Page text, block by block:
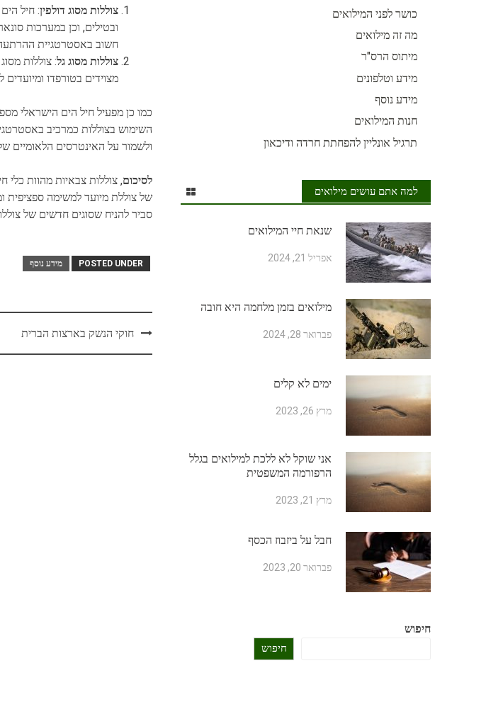
צוללות מסוג דולפין: חיל
ובטילים, וכן במערכות
חשוב באסטרטגיית
צוללות מסוג גל: צוללות
מצוידים בטורפדו ומיועדים
כמו כן מפעיל חיל הים הישראלי
השימוש בצוללות כמרכיב
ולשמור על האינטרסים הלאומיים
לסיכום, צוללות צבאיות מהוות כלי
של צוללת מיועד למשימה ספציפית
סביר להניח שסוגים חדשים של
POSTED UNDER מידע נוסף
Postחוקי הנשק בארצות הברית
כושר לפני המילואים
מה זה מילואים
מיתוס הרס"ר
מידע וטלפונים
מידע נוסף
חנות המילואים
תרגיל אונליין להפחתת חרדה ודיכאון
למה אתם עושים מילואים
שנאת חיי המילואים
אפריל 21, 2024
מילואים בזמן מלחמה היא חובה
פברואר 28, 2024
ימים לא קלים
מרץ 26, 2023
אני שוקל לא ללכת למילואים בגלל
הרפורמה המשפטית
מרץ 21, 2023
חבל על ביזבוז הכסף
פברואר 20, 2023
חיפוש
חיפוש